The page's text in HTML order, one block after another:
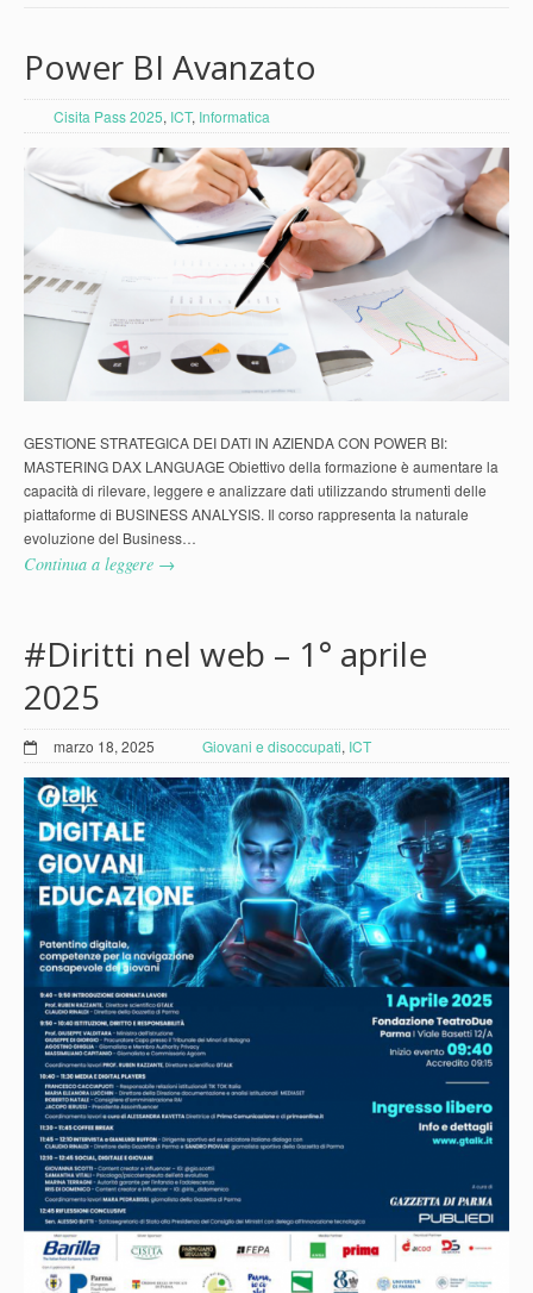
Power BI Avanzato
Cisita Pass 2025, ICT, Informatica
GESTIONE STRATEGICA DEI DATI IN AZIENDA CON POWER BI:
MASTERING DAX LANGUAGE Obiettivo della formazione è aumentare la
capacità di rilevare, leggere e analizzare dati utilizzando strumenti delle
piattaforme di BUSINESS ANALYSIS. Il corso rappresenta la naturale
evoluzione del Business…
Continua a leggere →
#Diritti nel web – 1° aprile
2025
marzo 18, 2025 Giovani e disoccupati, ICT